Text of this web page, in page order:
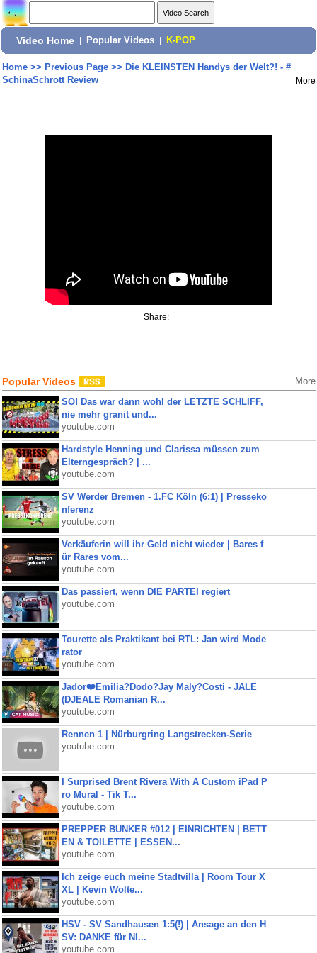
Video Home Popular Videos K-POP
Home>> Previous Page>> Die KLEINSTEN Handys der Welt?! - #
SchinaSchrott Review
More
Share:
Popular Videos More
SO! Das war dann wohl der LETZTE SCHLIFF,
nie mehr granit und...
youtube.com
Hardstyle Henning und Clarissa müssen zum
Elterngespräch? | ...
youtube.com
SV Werder Bremen - 1.FC Köln (6:1) | Presseko
nferenz
youtube.com
Verkäuferin will ihr Geld nicht wieder | Bares f
ür Rares vom...
youtube.com
Das passiert, wenn DIE PARTEI regiert
youtube.com
Tourette als Praktikant bei RTL: Jan wird Mode
rator
youtube.com
Jador❤️Emilia?Dodo?Jay Maly?Costi - JALE
(DJEALE Romanian R...
youtube.com
Rennen 1 | Nürburgring Langstrecken-Serie
youtube.com
I Surprised Brent Rivera With A Custom iPad P
ro Mural - Tik T...
youtube.com
PREPPER BUNKER #012 | EINRICHTEN | BETT
EN & TOILETTE | ESSEN...
youtube.com
Ich zeige euch meine Stadtvilla | Room Tour X
XL | Kevin Wolte...
youtube.com
HSV - SV Sandhausen 1:5(!) | Ansage an den H
SV: DANKE für NI...
youtube.com